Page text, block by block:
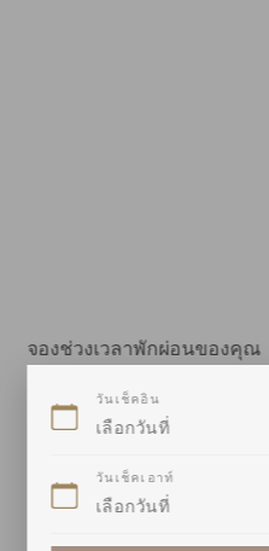
จองช่วงเวลาพักผ่อนของคุณ
วันเช็คอิน
วันเช็คเอาท์